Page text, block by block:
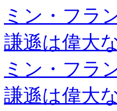
ミン・フラ
謙遜は偉大
ミン・フラ
謙遜は偉大